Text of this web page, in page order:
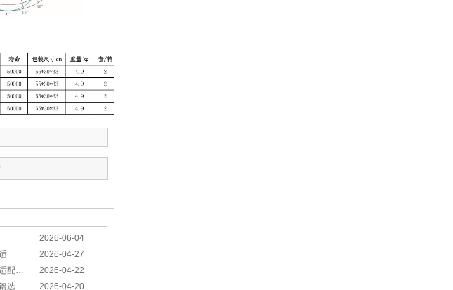
2026-06-04
2026-04-27
2026-04-22
明防线
2026-04-20
节能